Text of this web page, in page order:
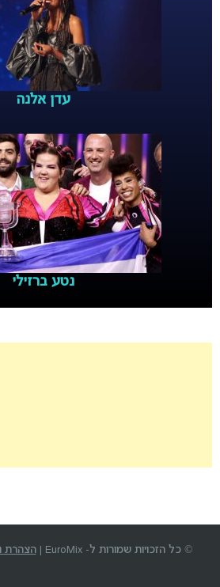
עדן אלנה
נטע ברזילי
© כל הזכויות שמורות ל- EuroMix | הצהרת